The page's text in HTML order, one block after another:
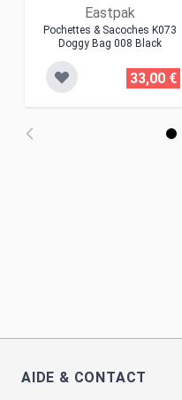
Eastpak
Pochettes & Sacoches K073
Doggy Bag 008 Black
33,00 €
AIDE & CONTACT